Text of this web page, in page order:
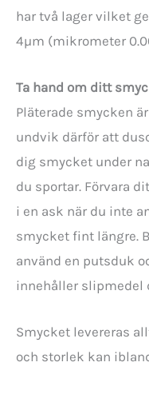
har två lager vilket
4µm (mikrometer
Ta hand om ditt
Pläterade smycken
undvik därför att
dig smycket under
du sportar. Förvara
i en ask när du inte
smycket fint längre.
använd en putsduk
innehåller slipmedel
Smycket levereras
och storlek kan